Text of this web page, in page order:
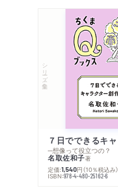
シリーズ・全集
─想像って役立つの？
名取佐和子著
定価:1,540円 （10％税込み）
ISBN:978-4-480-25162-6